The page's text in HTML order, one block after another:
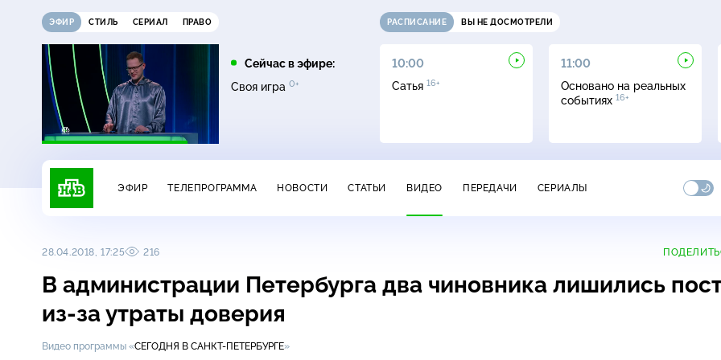
ЭФИР СТИЛЬ СЕРИАЛ ПРАВО
Сейчас в эфире:
Своя игра 0+
РАСПИСАНИЕ ВЫ НЕ ДОСМОТРЕЛИ
08:00
Живая еда 12+
09:00
Квартирный вопрос
10:00
Сатья 16+
11:00
Основано на реальных
событиях 16+
ЭФИР ТЕЛЕПРОГРАММА НОВОСТИ СТАТЬИ ВИДЕО ПЕРЕДАЧИ СЕРИАЛЫ
28.04.2018, 17:25 216
В администрации Петербурга два чиновника лишились
из-за утраты доверия
Видео программы «СЕГОДНЯ В САНКТ-ПЕТЕРБУРГЕ»